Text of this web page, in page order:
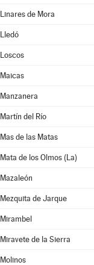
Linares de Mora
Lledó
Loscos
Maicas
Manzanera
Martín del Río
Mas de las Matas
Mata de los Olmos (La)
Mazaleón
Mezquita de Jarque
Mirambel
Miravete de la Sierra
Molinos